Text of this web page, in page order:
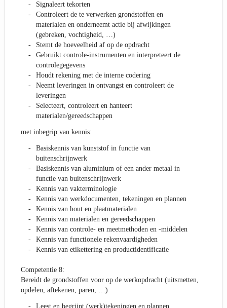
Signaleert tekorten
Controleert de te verwerken grondstoffen en
materialen en onderneemt actie bij afwijkingen
(gebreken, vochtigheid, …)
Stemt de hoeveelheid af op de opdracht
Gebruikt controle-instrumenten en interpreteert de
controlegegevens
Houdt rekening met de interne codering
Neemt leveringen in ontvangst en controleert de
leveringen
Selecteert, controleert en hanteert
materialen/gereedschappen
met inbegrip van kennis:
Basiskennis van kunststof in functie van
buitenschrijnwerk
Basiskennis van aluminium of een ander metaal in
functie van buitenschrijnwerk
Kennis van vakterminologie
Kennis van werkdocumenten, tekeningen en plannen
Kennis van hout en plaatmaterialen
Kennis van materialen en gereedschappen
Kennis van controle- en meetmethoden en -middelen
Kennis van functionele rekenvaardigheden
Kennis van etikettering en productidentificatie
Competentie 8:
Bereidt de grondstoffen voor op de werkopdracht (uitsmetten,
opdelen, aftekenen, paren, …)
Leest en begrijpt (werk)tekeningen en plannen